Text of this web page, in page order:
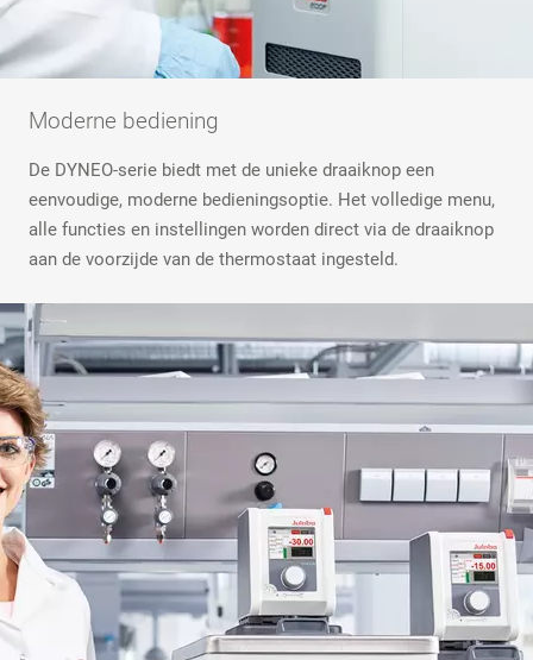
Moderne bediening
De DYNEO-serie biedt met de unieke draaiknop een
eenvoudige, moderne bedieningsoptie. Het volledige menu,
alle functies en instellingen worden direct via de draaiknop
aan de voorzijde van de thermostaat ingesteld.